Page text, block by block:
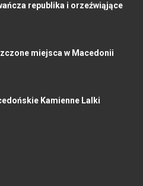
republika i orzeźwiąjące
miejsca w Macedonii
Kamienne Lalki